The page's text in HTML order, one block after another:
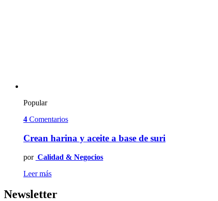
Popular
4 Comentarios
Crean harina y aceite a base de suri
por Calidad & Negocios
Leer más
Newsletter